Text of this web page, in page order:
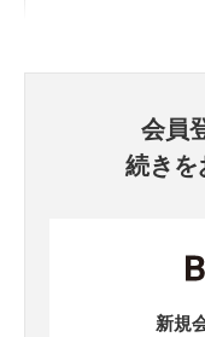
会員
続き
新規